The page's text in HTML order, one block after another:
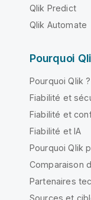
Qlik Predict
Qlik Automate
Pourquoi
Pourquoi Qlik ?
Fiabilité et
Fiabilité et
Fiabilité et IA
Pourquoi Qlik
Comparaison
Partenaires
Sources et